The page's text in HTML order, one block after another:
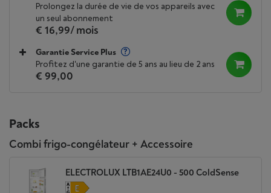
Prolongez la durée de vie de vos appareils avec
un seul abonnement
€ 16,99/ mois
Garantie Service Plus
Profitez d'une garantie de 5 ans au lieu de 2 ans
€ 99,00
Packs
Combi frigo-congélateur + Accessoire
ELECTROLUX LTB1AE24U0 - 500 ColdSense